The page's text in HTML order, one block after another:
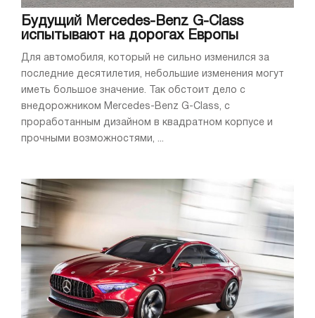
Будущий Mercedes-Benz G-Class
испытывают на дорогах Европы
Для автомобиля, который не сильно изменился за
последние десятилетия, небольшие изменения могут
иметь большое значение. Так обстоит дело с
внедорожником Mercedes-Benz G-Class, с
проработанным дизайном в квадратном корпусе и
прочными возможностями, ...